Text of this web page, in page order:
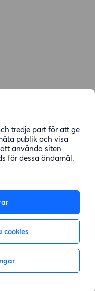
tredje part för att ge
publik och visa
använda siten
för dessa ändamål.
cookies
Visa intresse